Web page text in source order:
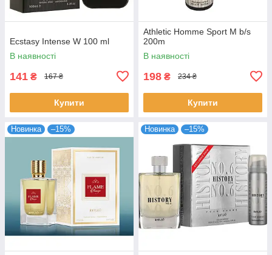
Ecstasy Intense W 100 ml
В наявності
141 ₴ 167 ₴
Купити
Athletic Homme Sport M b/s
200m
В наявності
198 ₴ 234 ₴
Купити
Новинка –15% Новинка –15%